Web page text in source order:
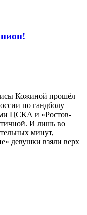
Кожиной прошёл
по гандболу
ЦСКА и «Ростов-
И лишь во
минут,
девушки взяли верх